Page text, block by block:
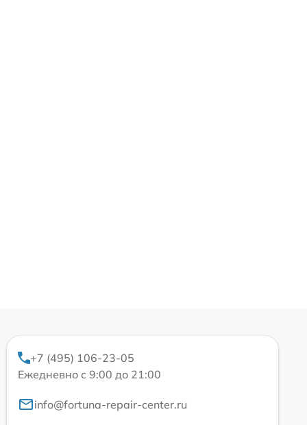
+7 (495) 106-23-05
Ежедневно с 9:00 до 21:00
info@fortuna-repair-center.ru